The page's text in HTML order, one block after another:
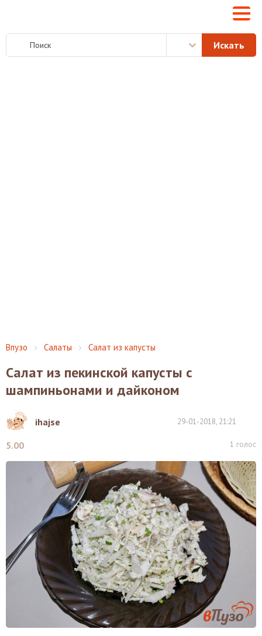
Впузо Салаты Салат из капусты
Салат из пекинской капусты с
шампиньонами и дайконом
ihajse 29-01-2018, 21:21
5.00 1 голос